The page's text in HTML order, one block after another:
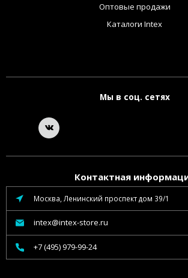
Оптовые продажи
Каталоги Intex
Мы в соц. сетях
Контактная
Москва, Ленинский проспект дом 39/1
intex@intex-store.ru
+7 (495) 979-99-24